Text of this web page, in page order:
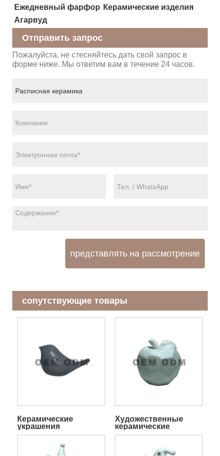
Ежедневный фарфор Керамические изделия
Агарвуд
Отправить запрос
Пожалуйста, не стесняйтесь дать свой запрос в
форме ниже. Мы ответим вам в течение 24 часов.
представлять на рассмотрение
сопутствующие товары
Керамические
украшения
Художественные
керамические
ремесла